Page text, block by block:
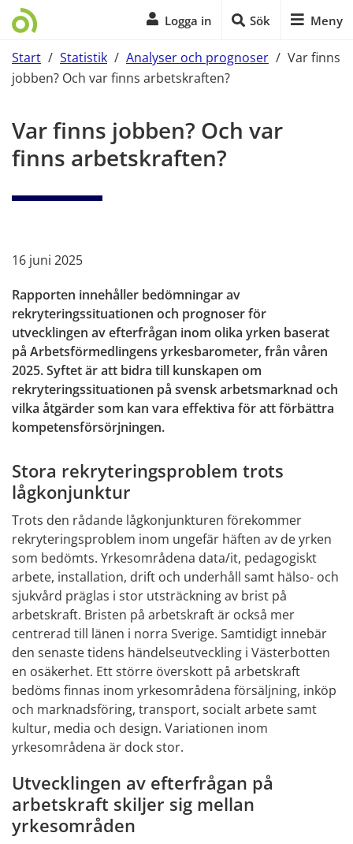
Logga in Sök Meny
Start / Statistik / Analyser och prognoser / Var finns
jobben? Och var finns arbetskraften?
Var finns jobben? Och var
finns arbetskraften?
16 juni 2025
Rapporten innehåller bedömningar av
rekryteringssituationen och prognoser för
utvecklingen av efterfrågan inom olika yrken baserat
på Arbetsförmedlingens yrkesbarometer, från våren
2025. Syftet är att bidra till kunskapen om
rekryteringssituationen på svensk arbetsmarknad och
vilka åtgärder som kan vara effektiva för att förbättra
kompetensförsörjningen.
Stora rekryteringsproblem trots
lågkonjunktur
Trots den rådande lågkonjunkturen förekommer
rekryteringsproblem inom ungefär häften av de yrken
som bedömts. Yrkesområdena data/it, pedagogiskt
arbete, installation, drift och underhåll samt hälso- och
sjukvård präglas i stor utsträckning av brist på
arbetskraft. Bristen på arbetskraft är också mer
centrerad till länen i norra Sverige. Samtidigt innebär
den senaste tidens händelseutveckling i Västerbotten
en osäkerhet. Ett större överskott på arbetskraft
bedöms finnas inom yrkesområdena försäljning, inköp
och marknadsföring, transport, socialt arbete samt
kultur, media och design. Variationen inom
yrkesområdena är dock stor.
Utvecklingen av efterfrågan på
arbetskraft skiljer sig mellan
yrkesområden